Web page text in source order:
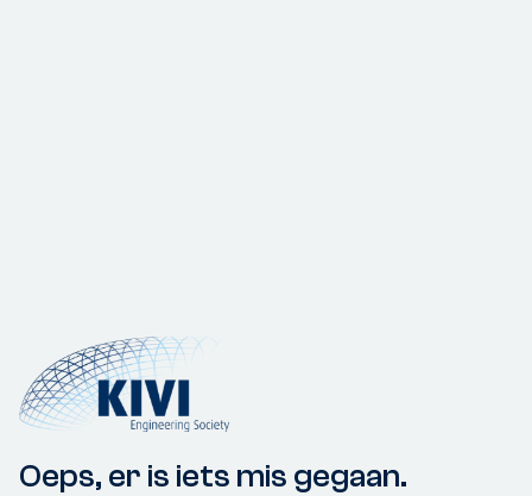
Oeps, er is iets mis gegaan.